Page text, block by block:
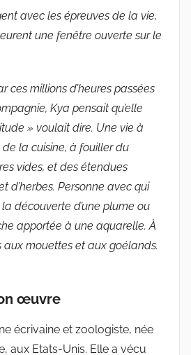
avec les épreuves de la vie,
une fenêtre ouverte sur le
ces millions d’heures passées
Kya pensait qu’elle
» voulait dire. Une vie à
la cuisine, à fouiller du
vides, et des étendues
d’herbes. Personne avec qui
découverte d’une plume ou
apportée à une aquarelle. À
aux mouettes et aux goélands.
œuvre
écrivaine et zoologiste, née
aux Etats-Unis. Elle a vécu